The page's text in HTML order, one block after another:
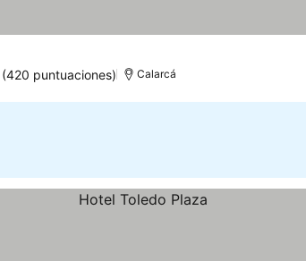
(420 puntuaciones) Calarcá